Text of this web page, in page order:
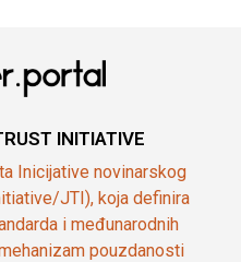
INITIATIVE
Inicijative novinarskog
JTI), koja definira
i međunarodnih
pouzdanosti